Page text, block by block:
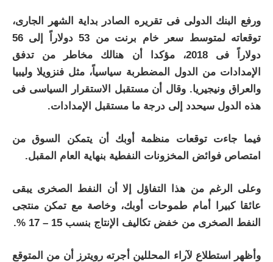
ورفع البنك الدولى فى تقريره الصادر بداية الشهر الجارى،
توقعاته لمتوسط سعر خام برنت من 53 دولاراً إلى 56
دولاراً فى 2018، مؤكدا أن هنالك مخاطر من تدفق
الإمدادات من الدول المضطربة سياسياً، مثل فنزويلا وليبيا
والعراق ونيجيريا. وقال أن مستقبل الاستقرار السياسى فى
هذه الدول سيحدد إلى درجة ما مستقبل الإمدادات.
فيما جاءت توقعات منظمة أوبك أن يتمكن السوق من
امتصاص فوائض المخزونات النفطية بنهاية العام المقبل.
وعلى الرغم من هذا التفاؤل إلا أن النفط الصخرى يبقى
عائقا كبيرا أمام طموحات أوبك، وخاصة مع تمكن منتجى
النفط الصخرى من خفض تكاليف الإنتاج بنسب 15 – 17 %.
وأظهر استطلاع لآراء المحللين أجرته رويترز أن من المتوقع